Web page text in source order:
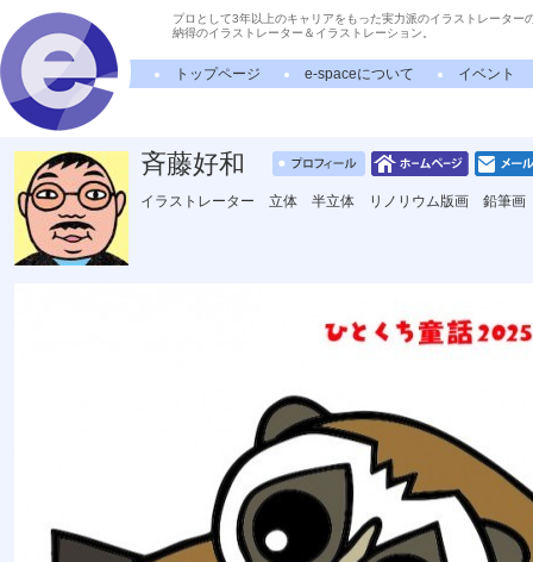
プロとして3年以上のキャリアをもった実力派のイラストレーター
納得のイラストレーター＆イラストレーション。
トップページ e-spaceについて イベント
斉藤好和
イラストレーター 立体 半立体 リノリウム版画 鉛筆画